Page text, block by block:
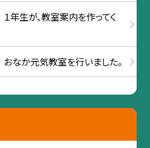
年生が、教室案内を作ってく
おなか元気教室を行いました。